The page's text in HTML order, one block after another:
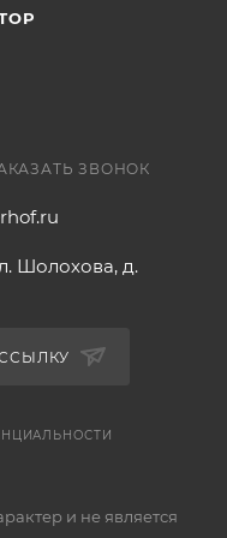
ЗВОНОК
Шолохова, д.
и не является